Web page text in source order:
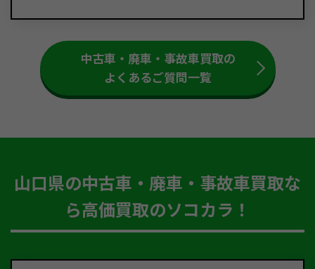
中古車・廃車・事故車買取の
よくあるご質問一覧
山口県の中古車・廃車・事故車買取な
ら高価買取のソコカラ！